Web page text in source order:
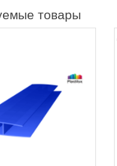
товары